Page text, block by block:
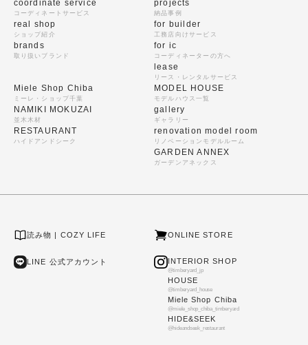
coordinate service
コーディネートサービス
real shop
ショップ紹介
brands
取り扱いブランド
projects
納品事例
for builder
工務店向けサービス
for ic
コーディネーターの方へ
lease
リース・レンタルサービス
Miele Shop Chiba
ミーレ・ショップ千葉
NAMIKI MOKUZAI
並木木材
RESTAURANT
ハイドアンドシーク
MODEL HOUSE
モデルハウス一覧
gallery
ギャラリー
renovation model room
リノベーションモデルルーム
GARDEN ANNEX
ガーデンアネックス
読み物 | COZY LIFE ONLINE STORE
LINE 公式アカウント INTERIOR SHOP
@timberyard_jp
HOUSE
@timberyard_house
Miele Shop Chiba
@miele_shop_chiba_timberyard
HIDE&SEEK
@hideandseek_restaurant